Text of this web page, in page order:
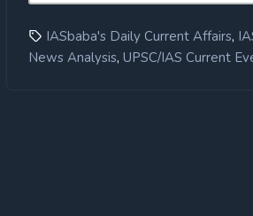
IASbaba's Daily Current Affairs,
News Analysis, UPSC/IAS Current